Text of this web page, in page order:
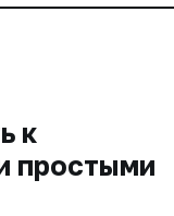
к
простыми